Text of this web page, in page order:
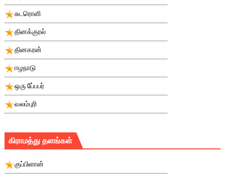
சுடரொளி
தினக்குரல்
தினகரன்
ஈழநாடு
ஒரு பே்பபர்
வலம்புரி
கிராமத்து தளங்கள்
குப்பிளான்